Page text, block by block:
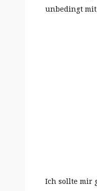
unbedingt
Ich sollte mir